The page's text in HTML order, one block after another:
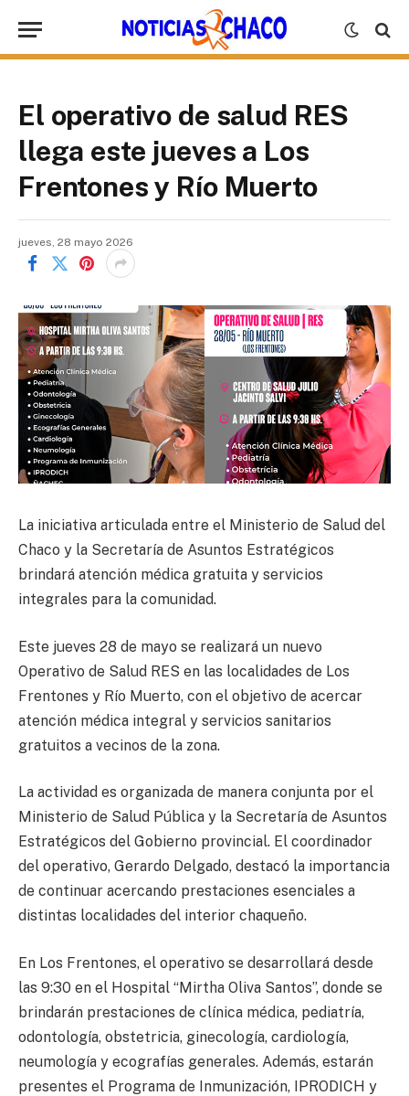
El operativo de salud RES
llega este jueves a Los
Frentones y Río Muerto
jueves, 28 mayo 2026
La iniciativa articulada entre el Ministerio de Salud del
Chaco y la Secretaría de Asuntos Estratégicos
brindará atención médica gratuita y servicios
integrales para la comunidad.
Este jueves 28 de mayo se realizará un nuevo
Operativo de Salud RES en las localidades de Los
Frentones y Río Muerto, con el objetivo de acercar
atención médica integral y servicios sanitarios
gratuitos a vecinos de la zona.
La actividad es organizada de manera conjunta por el
Ministerio de Salud Pública y la Secretaría de Asuntos
Estratégicos del Gobierno provincial. El coordinador
del operativo, Gerardo Delgado, destacó la importancia
de continuar acercando prestaciones esenciales a
distintas localidades del interior chaqueño.
En Los Frentones, el operativo se desarrollará desde
las 9:30 en el Hospital “Mirtha Oliva Santos”, donde se
brindarán prestaciones de clínica médica, pediatría,
odontología, obstetricia, ginecología, cardiología,
neumología y ecografías generales. Además, estarán
presentes el Programa de Inmunización, IPRODICH y